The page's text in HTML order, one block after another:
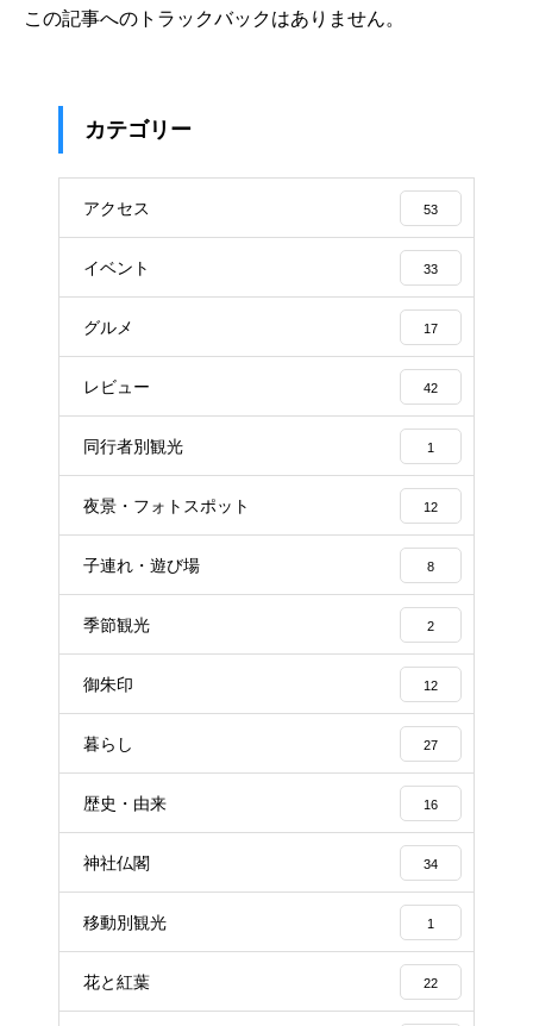
この記事へのトラックバックはありません。
カテゴリー
アクセス 53
イベント 33
グルメ 17
レビュー 42
同行者別観光 1
夜景・フォトスポット 12
子連れ・遊び場 8
季節観光 2
御朱印 12
暮らし 27
歴史・由来 16
神社仏閣 34
移動別観光 1
花と紅葉 22